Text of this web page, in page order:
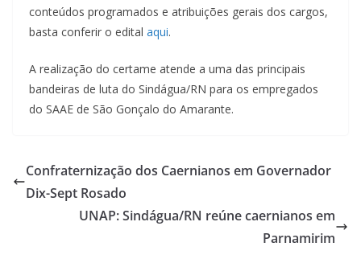
conteúdos programados e atribuições gerais dos cargos,
basta conferir o edital aqui.
A realização do certame atende a uma das principais
bandeiras de luta do Sindágua/RN para os empregados
do SAAE de São Gonçalo do Amarante.
Confraternização dos Caernianos em Governador
Dix-Sept Rosado
UNAP: Sindágua/RN reúne caernianos em
Parnamirim